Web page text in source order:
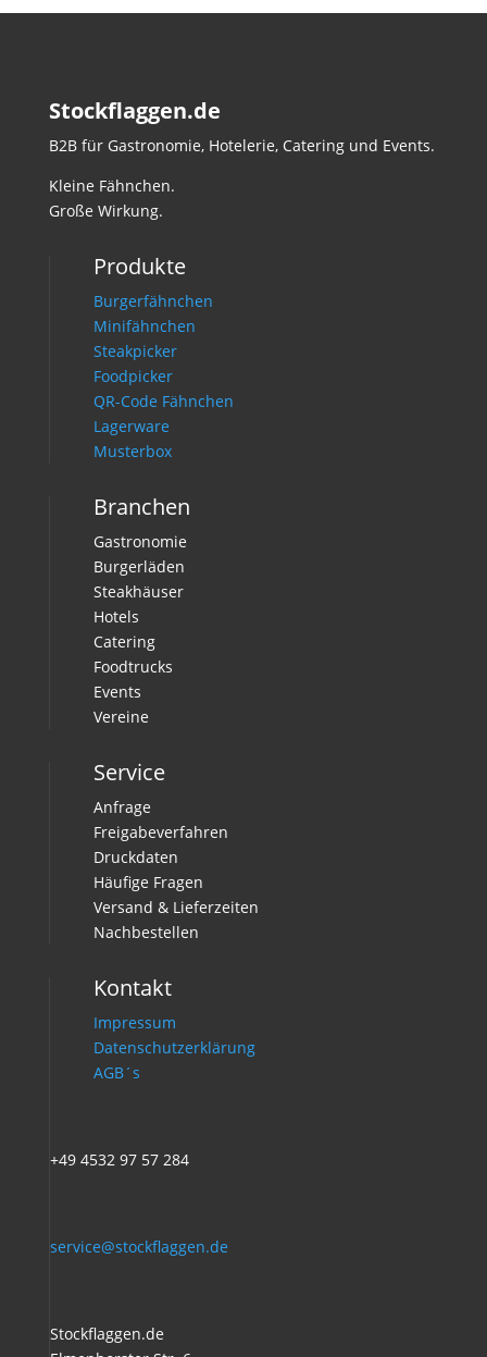
Stockflaggen.de
B2B für Gastronomie, Hotelerie, Catering und Events.
Kleine Fähnchen.
Große Wirkung.
Produkte
Burgerfähnchen
Minifähnchen
Steakpicker
Foodpicker
QR-Code Fähnchen
Lagerware
Musterbox
Branchen
Gastronomie
Burgerläden
Steakhäuser
Hotels
Catering
Foodtrucks
Events
Vereine
Service
Anfrage
Freigabeverfahren
Druckdaten
Häufige Fragen
Versand & Lieferzeiten
Nachbestellen
Kontakt
Impressum
Datenschutzerklärung
AGB´s
+49 4532 97 57 284
service@stockflaggen.de
Stockflaggen.de